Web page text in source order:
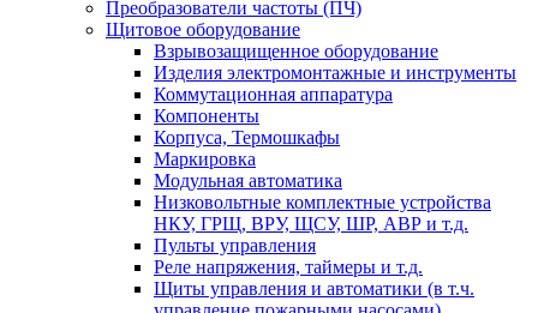
Преобразователи частоты (ПЧ)
Щитовое оборудование
Взрывозащищенное оборудование
Изделия электромонтажные и инструменты
Коммутационная аппаратура
Компоненты
Корпуса, Термошкафы
Маркировка
Модульная автоматика
Низковольтные комплектные устройства
НКУ, ГРЩ, ВРУ, ЩСУ, ШР, АВР и т.д.
Пульты управления
Реле напряжения, таймеры и т.д.
Щиты управления и автоматики (в т.ч.